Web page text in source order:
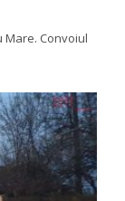
Mare. Convoiul